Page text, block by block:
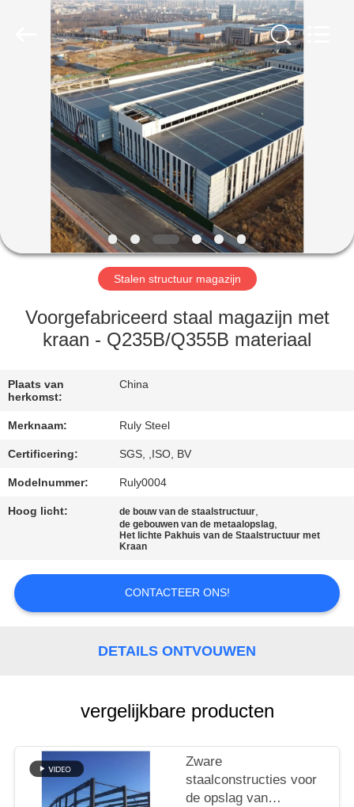
HUIS
PRODUCTEN
VIDEOS
VR-
SHOW
ONGEVEER
ONS
FABRIEKSREIS
KWALITEITSCONTROLE
CONTACTEER
ONS
FOUTENOPLOSSING
SITEMAP
PRIVACY
POLICY
Stalen structuur magazijn
Voorgefabriceerd staal magazijn met
kraan - Q235B/Q355B materiaal
Plaats van
herkomst:
China
Merknaam: Ruly Steel
Certificering: SGS, ,ISO, BV
Modelnummer: Ruly0004
Hoog licht: de bouw van de staalstructuur,
de gebouwen van de metaalopslag,
Het lichte Pakhuis van de Staalstructuur met
Kraan
CONTACTEER ONS!
DETAILS ONTVOUWEN
vergelijkbare producten
Zware
staalconstructies voor
de opslag van